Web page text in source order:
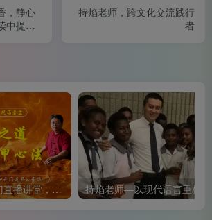
水高冲，浓郁的香气瞬间充满整个茶室
带着花果香，又有一丝矿石的清凉感，
。入口霸道，茶汤劲道十足，却又不失
能顺着喉咙一直往下走，直抵肺腑。主
、清、甘、活”，这款茶经过十七年的转
，静心
中提升
持焰老师，跨文化交流践行
者
持焰学堂搭建奇门直播讲堂，引网友现场称奇